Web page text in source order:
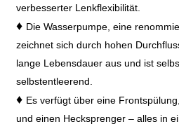
verbesserter Lenkflexibilität.
♦ Die Wasserpumpe, eine
zeichnet sich durch hohen
lange Lebensdauer aus und ist
selbstentleerend.
♦ Es verfügt über eine
und einen Hecksprenger – alles in